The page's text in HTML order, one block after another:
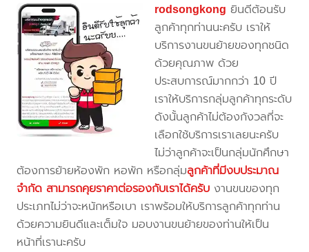
rodsongkong ยินดีต้อนรับ
ลูกค้าทุกท่านนะครับ เราให้
บริการงานขนย้ายของทุกชนิด
ด้วยคุณภาพ ด้วย
ประสบการณ์มากกว่า 10 ปี
เราให้บริการกลุ่มลูกค้าทุกระดับ
ดังนั้นลูกค้าไม่ต้องกังวลที่จะ
เลือกใช้บริการเราเลยนะครับ
ไม่ว่าลูกค้าจะเป็นกลุ่มนักศึกษา
ต้องการย้ายห้องพัก หอพัก หรือกลุ่มลูกค้าที่มีงบประมาณ
จำกัด สามารถคุยราคาต่อรองกับเราได้ครับ งานขนของทุก
ประเภทไม่ว่าจะหนักหรือเบา เราพร้อมให้บริการลูกค้าทุกท่าน
ด้วยความยินดีและเต็มใจ มอบงานขนย้ายของท่านให้เป็น
หน้าที่เรานะครับ